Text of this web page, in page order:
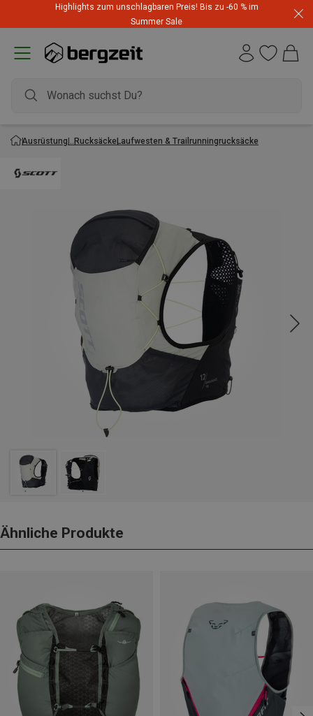
Highlights zum unschlagbaren Preis! Bis zu -60 % im
Summer Sale
Ausrüstung RucksäckeLaufwesten & Trailrunningrucksäcke
Ähnliche Produkte